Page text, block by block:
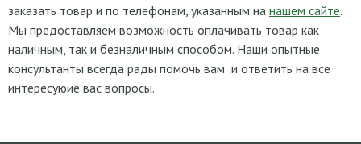
заказать товар и по телефонам, указанным на нашем сайте.
Мы предоставляем возможность оплачивать товар как
наличным, так и безналичным способом. Наши опытные
консультанты всегда рады помочь вам и ответить на все
интересуюие вас вопросы.